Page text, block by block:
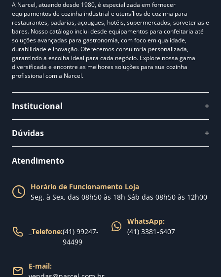
A Narcel, atuando desde 1980, é especializada em fornecer
equipamentos de cozinha industrial e utensílios de cozinha para
restaurantes, padarias, açougues, hotéis, supermercados, sorveterias e
bares. Nosso catálogo inclui desde equipamentos para confeitaria até
soluções avançadas para gastronomia, com foco em qualidade,
durabilidade e inovação. Oferecemos consultoria personalizada,
garantindo a escolha ideal para cada negócio. Explore nossa gama
diversificada e encontre as melhores soluções para sua cozinha
profissional com a Narcel.
Institucional +
Fale conosco
Nossa loja
Dúvidas +
Política de Trocas
Política de Entrega
Atendimento
Horário de Funcionamento Loja
Seg. à Sex. das 08h50 às 18h Sáb das 08h50 às 12h00
Telefone:(41) 99247-
94499
WhatsApp:
(41) 3381-6407
E-mail: